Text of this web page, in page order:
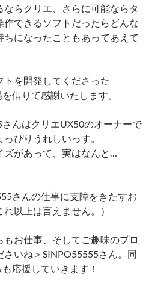
らクリエ、さらに可能ならタ
作できるソフトだったらどんな
になったこともあってあえて
を開発してくださった
借りて感謝いたします。
んはクリエUX50のオーナーで
ぴりうれしいっす。
があって、実はなんと…
さんの仕事に支障をきたすお
以上は言えません。）
お仕事、そしてご趣味のプロ
いね＞SINPO55555さん。同
応援していきます！